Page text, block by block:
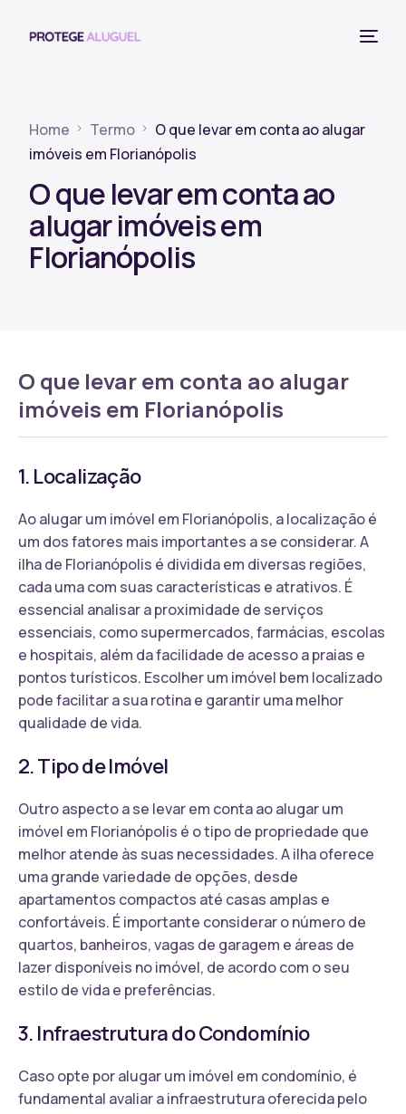
Home Termo
O que levar em conta ao alugar
imóveis em Florianópolis
O que levar em conta ao
alugar imóveis em
Florianópolis
O que levar em conta ao alugar
imóveis em Florianópolis
1. Localização
Ao alugar um imóvel em Florianópolis, a localização é
um dos fatores mais importantes a se considerar. A
ilha de Florianópolis é dividida em diversas regiões,
cada uma com suas características e atrativos. É
essencial analisar a proximidade de serviços
essenciais, como supermercados, farmácias, escolas
e hospitais, além da facilidade de acesso a praias e
pontos turísticos. Escolher um imóvel bem localizado
pode facilitar a sua rotina e garantir uma melhor
qualidade de vida.
2. Tipo de Imóvel
Outro aspecto a se levar em conta ao alugar um
imóvel em Florianópolis é o tipo de propriedade que
melhor atende às suas necessidades. A ilha oferece
uma grande variedade de opções, desde
apartamentos compactos até casas amplas e
confortáveis. É importante considerar o número de
quartos, banheiros, vagas de garagem e áreas de
lazer disponíveis no imóvel, de acordo com o seu
estilo de vida e preferências.
3. Infraestrutura do Condomínio
Caso opte por alugar um imóvel em condomínio, é
fundamental avaliar a infraestrutura oferecida pelo